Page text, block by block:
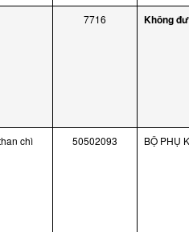
7716 Không
chì 50502093 BỘ PHỤ